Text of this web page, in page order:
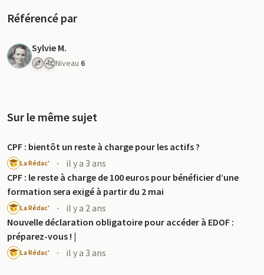
Référencé par
Sylvie M.
Niveau 6
Sur le même sujet
CPF : bientôt un reste à charge pour les actifs ?
La Rédac' ·
il y a 3 ans
CPF : le reste à charge de 100 euros pour bénéficier d’une
formation sera exigé à partir du 2 mai
La Rédac' ·
il y a 2 ans
Nouvelle déclaration obligatoire pour accéder à EDOF :
préparez-vous ! |
La Rédac' · il y a 3 ans